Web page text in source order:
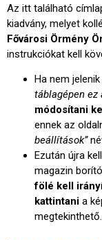
Az itt található
kiadvány, melyet
Fővárosi Örmény
instrukciókat kell
Ha nem
táblagépen
módosítani
ennek az
beállítások”
Ezután újra
magazin
fölé kell
kattintani a
megtekinthető.